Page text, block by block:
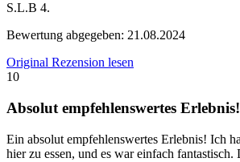
S.L.B 4.
Bewertung abgegeben: 21.08.2024
Original Rezension lesen
10
Absolut empfehlenswertes Erlebnis!
Ein absolut empfehlenswertes Erlebnis! Ich
hier zu essen, und es war einfach fantastisch.